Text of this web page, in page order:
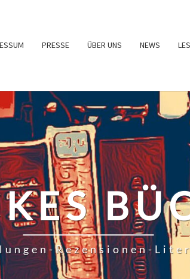
PRESSE ÜBER UNS NEWS
Rezensionen-